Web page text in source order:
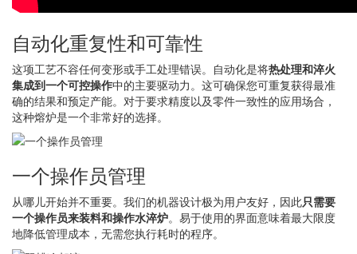
自动化重复性和可靠性
这项工艺不容任何变形或手工处理错误。自动化是将热处理和淬火
集成到一个可控操作中的主要驱动力。这可确保您可重复获得最准
确的结果和预定产能。对于要求精度以及零件一致性的应用场合，
这种熔炉是一个非常好的选择。
一个操作员管理
从哪儿开始并不重要。我们的机器设计极为用户友好，因此只需要
一个操作员来装料和操作水淬炉。易于使用的界面意味着最大限度
地降低管理成本，无需您执行耗时的程序。